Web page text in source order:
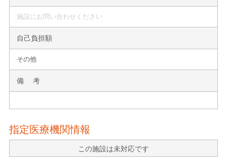
施設にお問い合わせください
自己負担額
その他
備 考
指定医療機関情報
この施設は未対応です